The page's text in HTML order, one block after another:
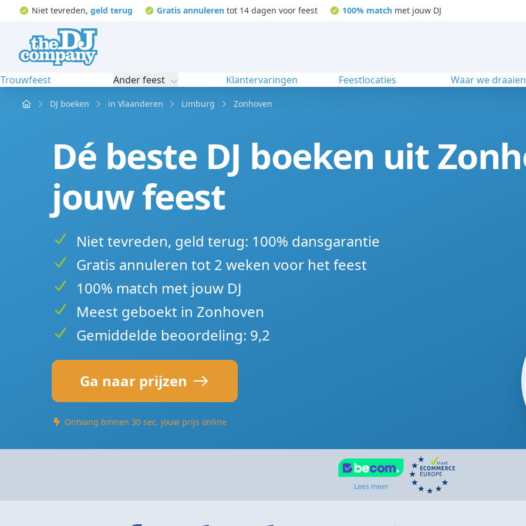
Niet tevreden, geld terug Gratis annuleren tot 14 dagen voor feest 100% matchmet jouw DJ
Trouwfeest Ander feest Klantervaringen Feestlocaties Waar we draaien
Home DJ boeken in Vlaanderen Limburg Zonhoven
Dé beste DJ boeken uit
jouw feest
Niet tevreden, geld terug: 100% dansgarantie
Gratis annuleren tot 2 weken voor het feest
100% match met jouw DJ
Meest geboekt in Zonhoven
Gemiddelde beoordeling: 9,2
Ga naar prijzen
Ontvang binnen 30 sec. jouw prijs online
Lees meer